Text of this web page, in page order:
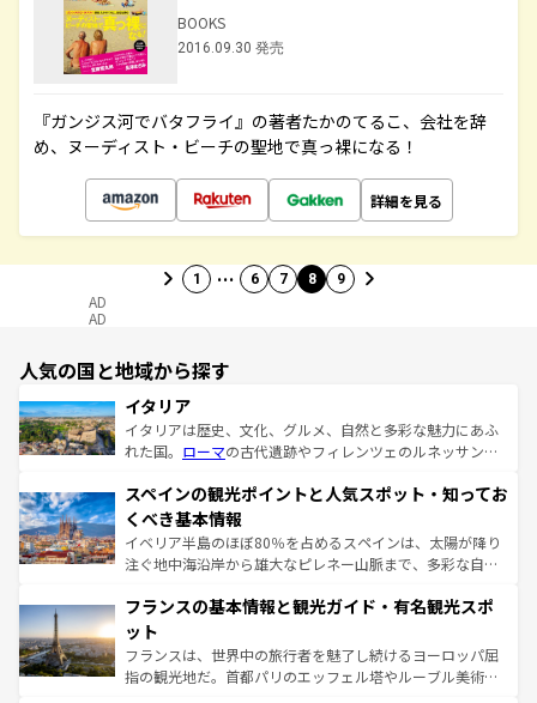
BOOKS
2016.09.30 発売
『ガンジス河でバタフライ』の著者たかのてるこ、会社を辞
め、ヌーディスト・ビーチの聖地で真っ裸になる！
詳細を見る
1 … 6 7 8 9
AD
AD
人気の国と地域から探す
イタリア
イタリアは歴史、文化、グルメ、自然と多彩な魅力にあふ
れた国。 ローマの古代遺跡やフィレンツェのルネッサンス
ろん、トスカーナの美しい田園風景やアマルフィ海岸の絶
景など、自然景観も見逃せない。観光の合間には、本場の
ピザやパスタなど、絶品のイタリア料理を堪能することも
できる。朝目覚めてから夜眠るまで、すべての瞬間を楽し
なお、新着のイタリア情報はコンテンツ一覧を参照してほ
しい。
スペインの観光ポイントと人気スポット・知ってお
くべき基本情報
イベリア半島のほぼ80％を占めるスペインは、太陽が降り
注ぐ地中海沿岸から雄大なピレネー山脈まで、多彩な自然
文化が根付くこの国では、情熱的なフラメンコ、熱気あふ
れる闘牛、そして美味しいタパスが生活の一部となってい
る。首都マドリードの洗練された雰囲気や、バルセロナの
アートに溢れた街角から、地方では古代ローマ遺跡や中世
フランスの基本情報と観光ガイド・有名観光スポ
ット
フランスは、世界中の旅行者を魅了し続けるヨーロッパ屈
指の観光地だ。首都パリのエッフェル塔やルーブル美術館